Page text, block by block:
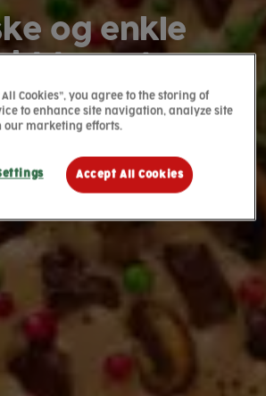
og enkle
Cookies”, you agree to the storing of
to enhance site navigation, analyze site
our marketing efforts.
Accept All Cookies